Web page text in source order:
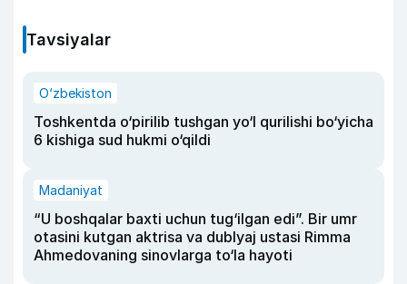
Tavsiyalar
O‘zbekiston
Toshkentda o‘pirilib tushgan yo‘l qurilishi bo‘yicha
6 kishiga sud hukmi o‘qildi
Madaniyat
“U boshqalar baxti uchun tug‘ilgan edi”. Bir umr
otasini kutgan aktrisa va dublyaj ustasi Rimma
Ahmedovaning sinovlarga to‘la hayoti